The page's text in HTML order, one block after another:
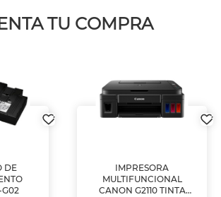
TU COMPRA
DE
IMPRESORA
MULTIFUNCIONAL
CANON G2110 TINTA